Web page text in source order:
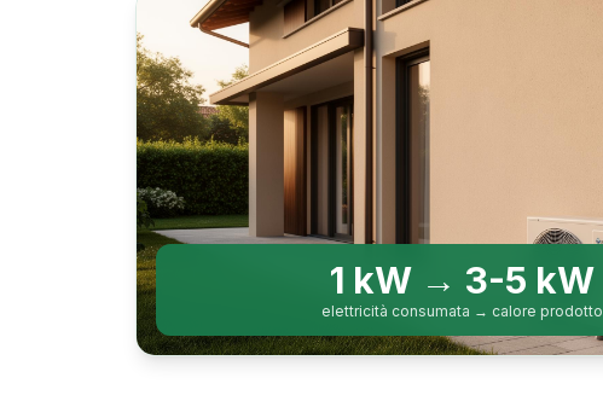
1 kW → 3-5 kW
elettricità consumata → calore prodotto